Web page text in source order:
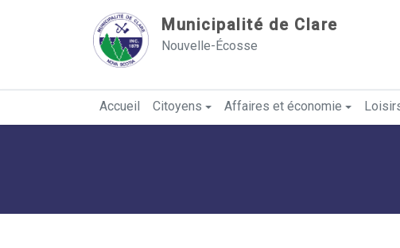
Municipalité de Clare
Nouvelle-Écosse
Accueil Citoyens Affaires et économie